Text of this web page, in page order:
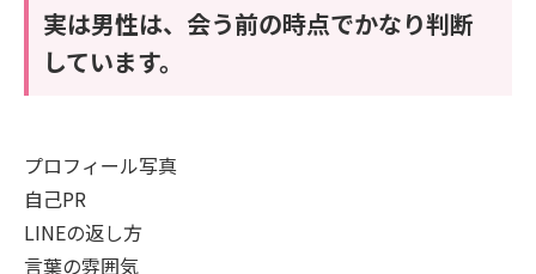
実は男性は、会う前の時点でかなり判断
しています。
プロフィール写真
自己PR
LINEの返し方
言葉の雰囲気